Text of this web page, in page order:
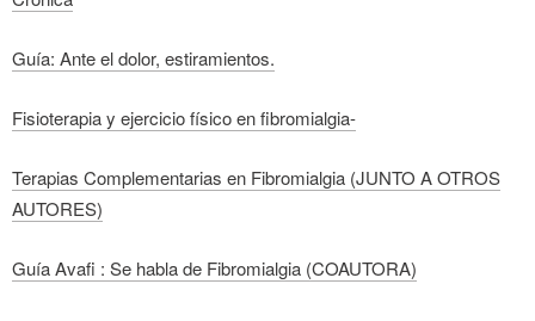
Guía: Ante el dolor, estiramientos.
Fisioterapia y ejercicio físico en fibromialgia-
Terapias Complementarias en Fibromialgia (JUNTO A OTROS
AUTORES)
Guía Avafi : Se habla de Fibromialgia (COAUTORA)